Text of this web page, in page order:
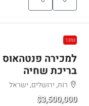
נמכר
למכירה
בריכת שחיה
רות, ירושלים, ישראל
$3,500,000